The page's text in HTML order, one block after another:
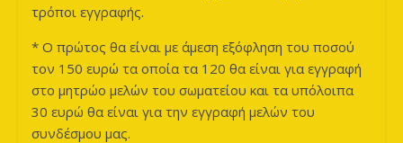
τρόποι εγγραφής.
* Ο πρώτος θα είναι με άμεση εξόφληση του ποσού
τον 150 ευρώ τα οποία τα 120 θα είναι για εγγραφή
στο μητρώο μελών του σωματείου και τα υπόλοιπα
30 ευρώ θα είναι για την εγγραφή μελών του
συνδέσμου μας.